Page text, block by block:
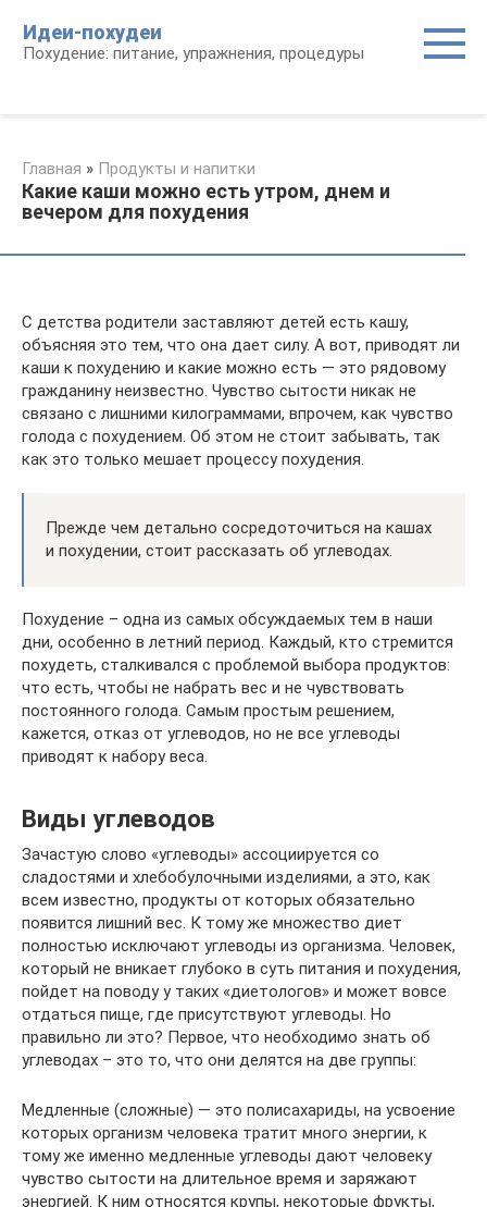
контенту
Идеи-похудеи
Похудение: питание, упражнения, процедуры
Главная » Продукты и напитки
Какие каши можно есть утром, днем и
вечером для похудения
С детства родители заставляют детей есть кашу,
объясняя это тем, что она дает силу. А вот, приводят ли
каши к похудению и какие можно есть — это рядовому
гражданину неизвестно. Чувство сытости никак не
связано с лишними килограммами, впрочем, как чувство
голода с похудением. Об этом не стоит забывать, так
как это только мешает процессу похудения.
Прежде чем детально сосредоточиться на кашах
и похудении, стоит рассказать об углеводах.
Похудение – одна из самых обсуждаемых тем в наши
дни, особенно в летний период. Каждый, кто стремится
похудеть, сталкивался с проблемой выбора продуктов:
что есть, чтобы не набрать вес и не чувствовать
постоянного голода. Самым простым решением,
кажется, отказ от углеводов, но не все углеводы
приводят к набору веса.
Виды углеводов
Зачастую слово «углеводы» ассоциируется со
сладостями и хлебобулочными изделиями, а это, как
всем известно, продукты от которых обязательно
появится лишний вес. К тому же множество диет
полностью исключают углеводы из организма. Человек,
который не вникает глубоко в суть питания и похудения,
пойдет на поводу у таких «диетологов» и может вовсе
отдаться пище, где присутствуют углеводы. Но
правильно ли это? Первое, что необходимо знать об
углеводах – это то, что они делятся на две группы:
Медленные (сложные) — это полисахариды, на усвоение
которых организм человека тратит много энергии, к
тому же именно медленные углеводы дают человеку
чувство сытости на длительное время и заряжают
энергией. К ним относятся крупы, некоторые фрукты,